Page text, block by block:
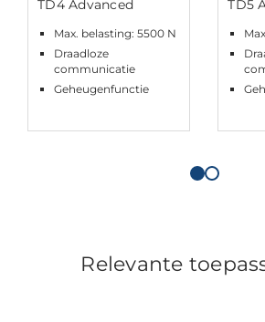
TD4 Advanced
Max. belasting: 5500 N
Draadloze
communicatie
Geheugenfunctie
TD5
Relevante